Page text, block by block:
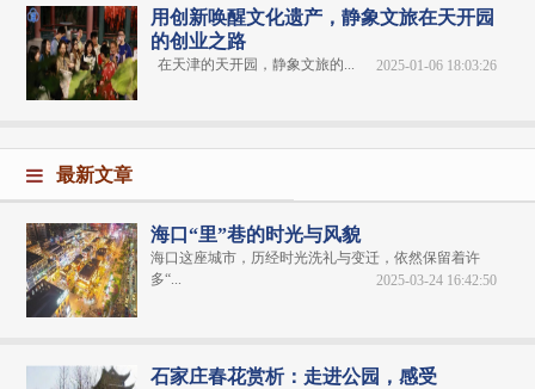
用创新唤醒文化遗产，静象文旅在天开园
的创业之路
在天津的天开园，静象文旅的... 2025-01-06 18:03:26
最新文章
海口“里”巷的时光与风貌
海口这座城市，历经时光洗礼与变迁，依然保留着许
多“...
2025-03-24 16:42:50
石家庄春花赏析：走进公园，感受